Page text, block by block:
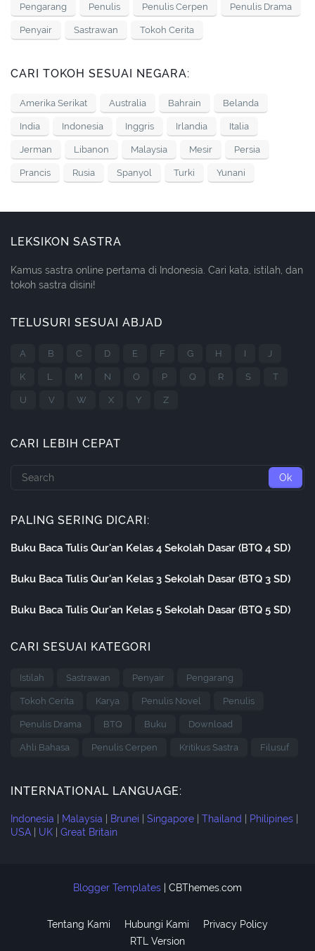
Pengarang Penulis Penulis Cerpen Penulis Drama
Penyair Sastrawan Tokoh Cerita
CARI TOKOH SESUAI NEGARA:
Amerika Serikat Australia Bahrain Belanda
India Indonesia Inggris Irlandia Italia
Jerman Libanon Malaysia Mesir Persia
Prancis Rusia Spanyol Turki Yunani
LEKSIKON SASTRA
Kamus sastra online pertama di Indonesia. Cari kata, istilah, dan
tokoh sastra disini!
TELUSURI SESUAI ABJAD
A B C D E F G H I J
K L M N O P Q R S T
U V W X Y Z
CARI LEBIH CEPAT
PALING SERING DICARI:
Buku Baca Tulis Qur'an Kelas 4 Sekolah Dasar (BTQ 4 SD)
Buku Baca Tulis Qur'an Kelas 3 Sekolah Dasar (BTQ 3 SD)
Buku Baca Tulis Qur'an Kelas 5 Sekolah Dasar (BTQ 5 SD)
CARI SESUAI KATEGORI
Istilah Sastrawan Penyair Pengarang
Tokoh Cerita Karya Penulis Novel Penulis
Penulis Drama BTQ Buku Download
Ahli Bahasa Penulis Cerpen Kritikus Sastra Filusuf
INTERNATIONAL LANGUAGE:
Indonesia Malaysia Brunei Singapore Thailand Philipines
USA
UK Great Britain
Blogger Templates CBThemes.com
Tentang Kami Hubungi Kami
Privacy Policy
RTL Version